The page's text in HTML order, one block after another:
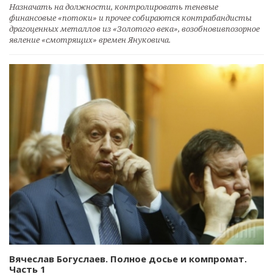
Назначать на должности, контролировать теневые
финансовые «потоки» и прочее собираются контрабандисты
драгоценных металлов из «Золотого века», возобновивпозорное
явление «смотрящих» времен Януковича.
Вячеслав Богуслаев. Полное досье и компромат.
Часть 1